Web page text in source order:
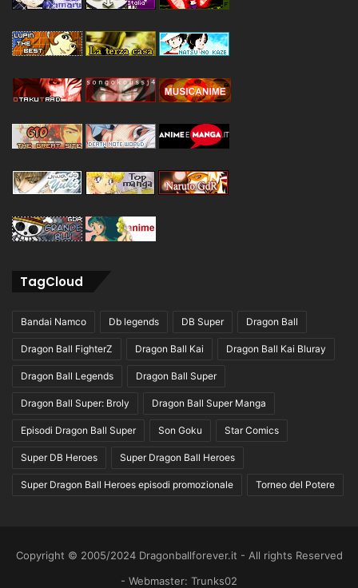
TagCloud
Bandai Namco Db legends DB Super Dragon Ball
Dragon Ball FighterZ Dragon Ball Kai Dragon Ball Kai Bluray
Dragon Ball Legends Dragon Ball Super
Dragon Ball Super: Broly Dragon Ball Super Manga
Episodi Dragon Ball Super Son Goku Star Comics
Super DB Heroes Super Dragon Ball Heroes
Super Dragon Ball Heroes episodi promozionale Torneo del Potere
Copyright © 2005/2024 Dragonballforever.it - All rights Reserved
- Webmaster: Trunks02